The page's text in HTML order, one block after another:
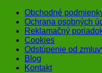
Obchodné
Ochrana osobných
Reklamačný
Cookies
Odstúpenie od
Blog
Kontakt